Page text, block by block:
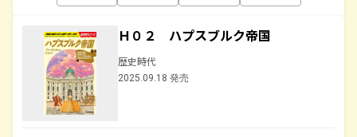
Ｈ０２ ハプスブルク帝国
歴史時代
2025.09.18 発売